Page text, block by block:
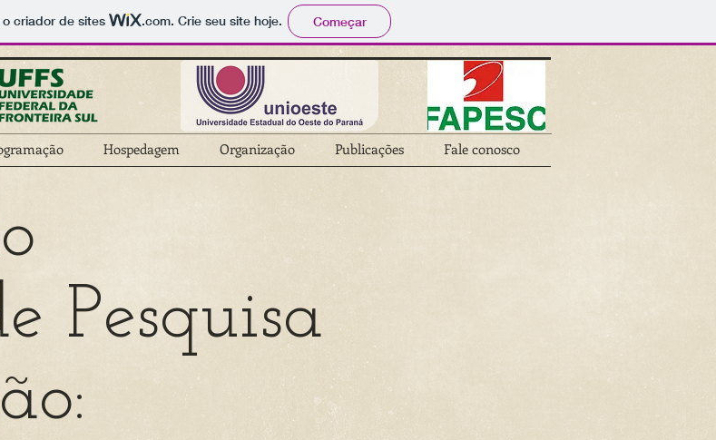
criador de sites .com. Crie seu site hoje. Começar
Hospedagem Organização Publicações Fale conosco
Pesquisa